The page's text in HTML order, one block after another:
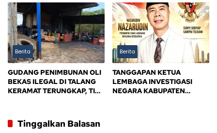
Persatuan Masyarakat Rimba
Asam
Berita
GUDANG PENIMBUNAN OLI
BEKAS ILEGAL DI TALANG
KERAMAT TERUNGKAP, TIM
TEGAS PEMERINTAH
BANYUASIN
Berita
TANGGAPAN KETUA
LEMBAGA INVESTIGASI
NEGARA KABUPATEN
Tinggalkan Balasan